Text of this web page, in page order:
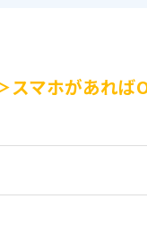
スマホがあれ